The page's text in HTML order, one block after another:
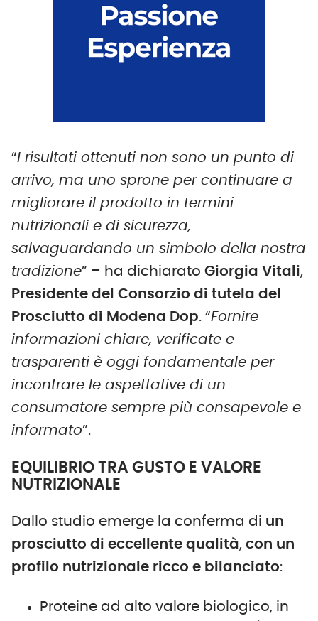
“I risultati ottenuti non sono un punto di
arrivo, ma uno sprone per continuare a
migliorare il prodotto in termini
nutrizionali e di sicurezza,
salvaguardando un simbolo della nostra
tradizione” – ha dichiarato Giorgia Vitali,
Presidente del Consorzio di tutela del
Prosciutto di Modena Dop. “Fornire
informazioni chiare, verificate e
trasparenti è oggi fondamentale per
incontrare le aspettative di un
consumatore sempre più consapevole e
informato”.
EQUILIBRIO TRA GUSTO E VALORE
NUTRIZIONALE
Dallo studio emerge la conferma di un
prosciutto di eccellente qualità, con un
profilo nutrizionale ricco e bilanciato:
Proteine ad alto valore biologico, in